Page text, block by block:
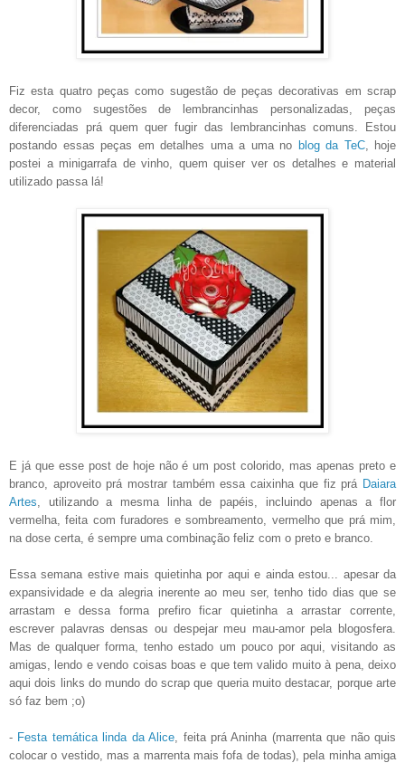
Fiz esta quatro peças como sugestão de peças decorativas em scrap
decor, como sugestões de lembrancinhas personalizadas, peças
diferenciadas prá quem quer fugir das lembrancinhas comuns. Estou
postando essas peças em detalhes uma a uma no blog da TeC, hoje
postei a minigarrafa de vinho, quem quiser ver os detalhes e material
utilizado passa lá!
E já que esse post de hoje não é um post colorido, mas apenas preto e
branco, aproveito prá mostrar também essa caixinha que fiz prá Daiara
Artes , utilizando a mesma linha de papéis, incluindo apenas a flor
vermelha, feita com furadores e sombreamento, vermelho que prá mim,
na dose certa, é sempre uma combinação feliz com o preto e branco.
Essa semana estive mais quietinha por aqui e ainda estou... apesar da
expansividade e da alegria inerente ao meu ser, tenho tido dias que se
arrastam e dessa forma prefiro ficar quietinha a arrastar corrente,
escrever palavras densas ou despejar meu mau-amor pela blogosfera.
Mas de qualquer forma, tenho estado um pouco por aqui, visitando as
amigas, lendo e vendo coisas boas e que tem valido muito à pena, deixo
aqui dois links do mundo do scrap que queria muito destacar, porque arte
só faz bem ;o)
- Festa temática linda da Alice , feita prá Aninha (marrenta que não quis
colocar o vestido, mas a marrenta mais fofa de todas), pela minha amiga